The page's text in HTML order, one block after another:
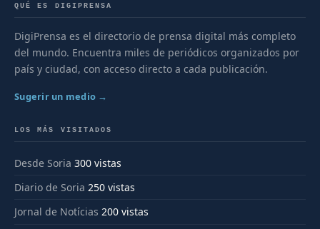
QUÉ ES DIGIPRENSA
DigiPrensa es el directorio de prensa digital más completo
del mundo. Encuentra miles de periódicos organizados por
país y ciudad, con acceso directo a cada publicación.
Sugerir un medio →
LOS MÁS VISITADOS
Desde Soria 300 vistas
Diario de Soria 250 vistas
Jornal de Notícias 200 vistas